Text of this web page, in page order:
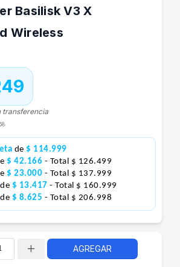
Basilisk V3 X
Wireless
transferencia
de $ 114.999
$ 42.166 - Total $ 126.499
$ 23.000 - Total $ 137.999
de $ 13.417 - Total $ 160.999
de $ 8.625 - Total $ 206.998
AGREGAR